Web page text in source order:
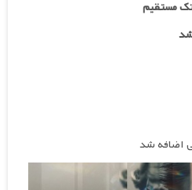
اضافه شد